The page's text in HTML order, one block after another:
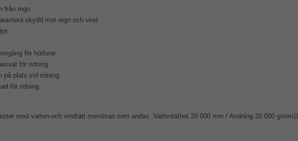
från regn
skydd mot regn och vind
för hörlurar
för ridning
på plats vid ridning
för ridning
med vatten-och vindtätt membran som andas. Vattentäthet 20 000 mm / Andning 20 000 g/